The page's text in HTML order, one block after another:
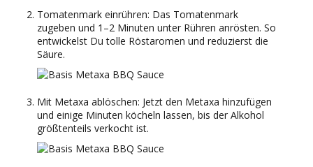
Tomatenmark einrühren: Das Tomatenmark
zugeben und 1–2 Minuten unter Rühren anrösten. So
entwickelst Du tolle Röstaromen und reduzierst die
Säure.
Mit Metaxa ablöschen: Jetzt den Metaxa hinzufügen
und einige Minuten köcheln lassen, bis der Alkohol
größtenteils verkocht ist.